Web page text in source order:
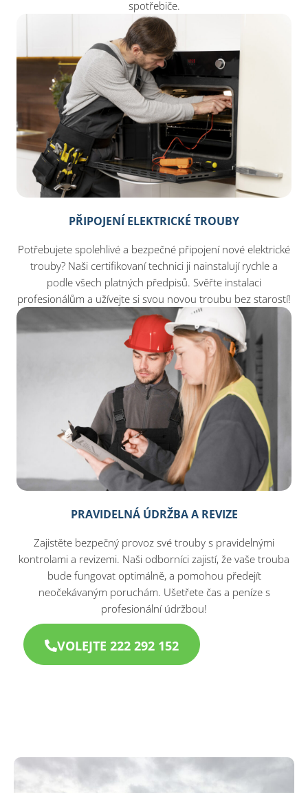
spotřebiče.
PŘIPOJENÍ ELEKTRICKÉ TROUBY
Potřebujete spolehlivé a bezpečné připojení nové elektrické
trouby? Naši certifikovaní technici ji nainstalují rychle a
podle všech platných předpisů. Svěřte instalaci
profesionálům a užívejte si svou novou troubu bez starostí!
PRAVIDELNÁ ÚDRŽBA A REVIZE
Zajistěte bezpečný provoz své trouby s pravidelnými
kontrolami a revizemi. Naši odborníci zajistí, že vaše trouba
bude fungovat optimálně, a pomohou předejít
neočekávaným poruchám. Ušetřete čas a peníze s
profesionální údržbou!
VOLEJTE 222 292 152